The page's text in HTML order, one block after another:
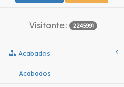
Visitante: 2245991
Acabados
Acabados